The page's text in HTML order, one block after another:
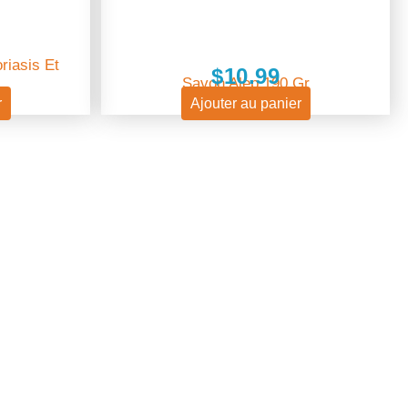
Et
Savon Alep 190 Gr
$10.99
Ajouter au panier